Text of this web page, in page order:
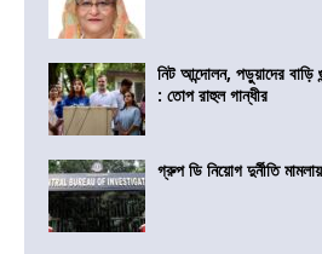
নিট আন্দোলন, পড়ুয়াদের বাড়ি
: তোপ রাহুল গান্ধীর
গ্রুপ ডি নিয়োগ দুর্নীতি